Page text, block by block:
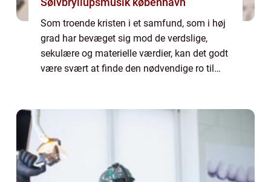
Som troende kristen i et samfund, som i høj
grad har bevæget sig mod de verdslige,
sekulære og materielle værdier, kan det godt
være svært at finde den nødvendige ro til